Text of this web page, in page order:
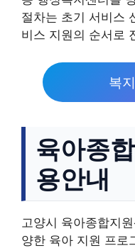
절차는 초기 서비스
비스 지원의 순서로
복
육아종
용안내
고양시 육아종합지
양한 육아 지원 프로